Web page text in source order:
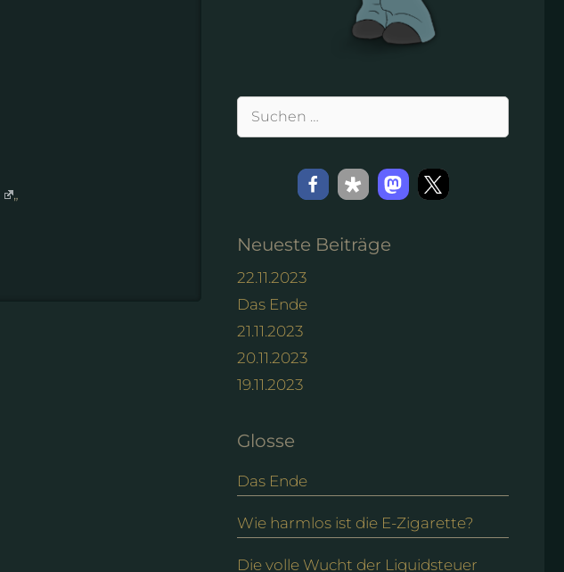
„
Suchen
Neueste Beiträge
22.11.2023
Das Ende
21.11.2023
20.11.2023
19.11.2023
Glosse
Das Ende
Wie harmlos ist die E-Zigarette?
Die volle Wucht der Liquidsteuer